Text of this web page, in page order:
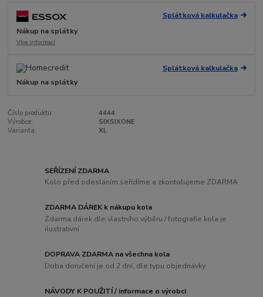
Splátková kalkulačka
Nákup na splátky
Více informací
Splátková kalkulačka
Nákup na splátky
Číslo produktu:
4444
Výrobce:
SIXSIXONE
Varianta:
XL
SEŘÍZENÍ ZDARMA
Kolo před odesláním seřídíme a zkontolujeme ZDARMA
ZDARMA DÁREK k nákupu kola
Zdarma dárek dle vlastního výběru / fotografie kola je
ilustrativní
DOPRAVA ZDARMA na všechna kola
Doba doručení je od 2 dní, dle typu objednávky
NÁVODY K POUŽITÍ / informace o výrobci